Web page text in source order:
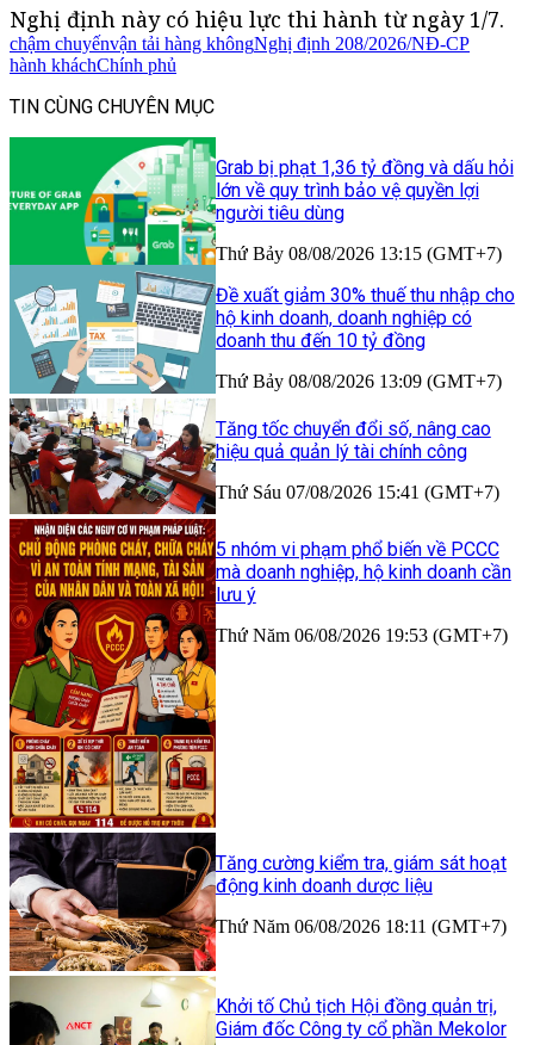
Nghị định này có hiệu lực thi hành từ ngày 1/7.
chậm chuyếnvận tải hàng khôngNghị định 208/2026/NĐ-CP
hành kháchChính phủ
TIN CÙNG CHUYÊN MỤC
Grab bị phạt 1,36 tỷ đồng và dấu hỏi
lớn về quy trình bảo vệ quyền lợi
người tiêu dùng
Thứ Bảy 08/08/2026 13:15 (GMT+7)
Đề xuất giảm 30% thuế thu nhập cho
hộ kinh doanh, doanh nghiệp có
doanh thu đến 10 tỷ đồng
Thứ Bảy 08/08/2026 13:09 (GMT+7)
Tăng tốc chuyển đổi số, nâng cao
hiệu quả quản lý tài chính công
Thứ Sáu 07/08/2026 15:41 (GMT+7)
5 nhóm vi phạm phổ biến về PCCC
mà doanh nghiệp, hộ kinh doanh cần
lưu ý
Thứ Năm 06/08/2026 19:53 (GMT+7)
Tăng cường kiểm tra, giám sát hoạt
động kinh doanh dược liệu
Thứ Năm 06/08/2026 18:11 (GMT+7)
Khởi tố Chủ tịch Hội đồng quản trị,
Giám đốc Công ty cổ phần Mekolor